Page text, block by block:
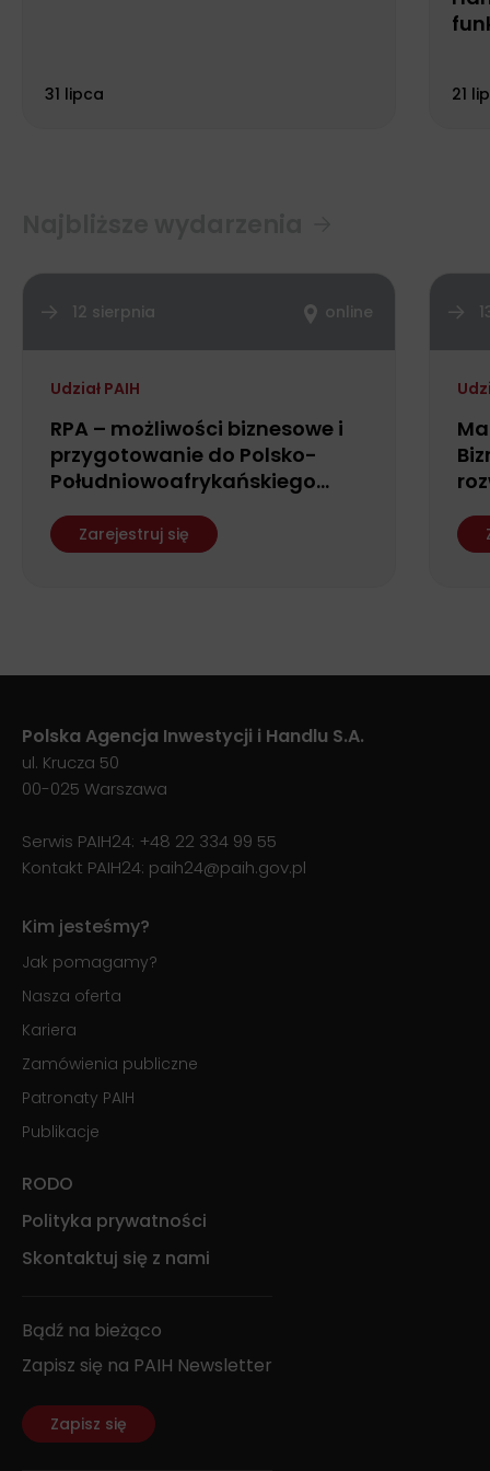
31 lipca 21
12 sierpnia online
Udział PAIH
RPA – możliwości biznesowe i
przygotowanie do Polsko-
Południowoafrykańskiego
Zarejestruj się
Polska Agencja Inwestycji i Handlu S.A.
ul. Krucza 50
00-025 Warszawa
Serwis PAIH24: +48 22 334 99 55
Kontakt PAIH24: paih24@paih.gov.pl
Kim jesteśmy?
Jak pomagamy?
Nasza oferta
Kariera
Zamówienia publiczne
Patronaty PAIH
Publikacje
RODO
Polityka prywatności
Skontaktuj się z nami
Bądź na bieżąco
Zapisz się na PAIH Newsletter
Zapisz się